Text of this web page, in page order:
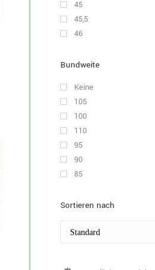
45
45,5
46
Bundweite
Keine
105
100
110
95
90
85
Sortieren nach